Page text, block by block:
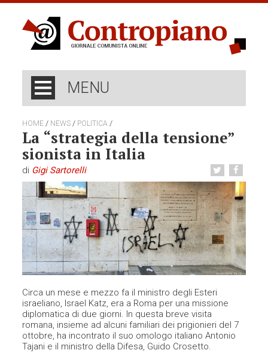
MENU
HOME / NEWS / POLITICA /
La “strategia della tensione”
sionista in Italia
di Gigi Sartorelli
Circa un mese e mezzo fa il ministro degli Esteri
israeliano, Israel Katz, era a Roma per una missione
diplomatica di due giorni. In questa breve visita
romana, insieme ad alcuni familiari dei prigionieri del 7
ottobre, ha incontrato il suo omologo italiano Antonio
Tajani e il ministro della Difesa, Guido Crosetto.